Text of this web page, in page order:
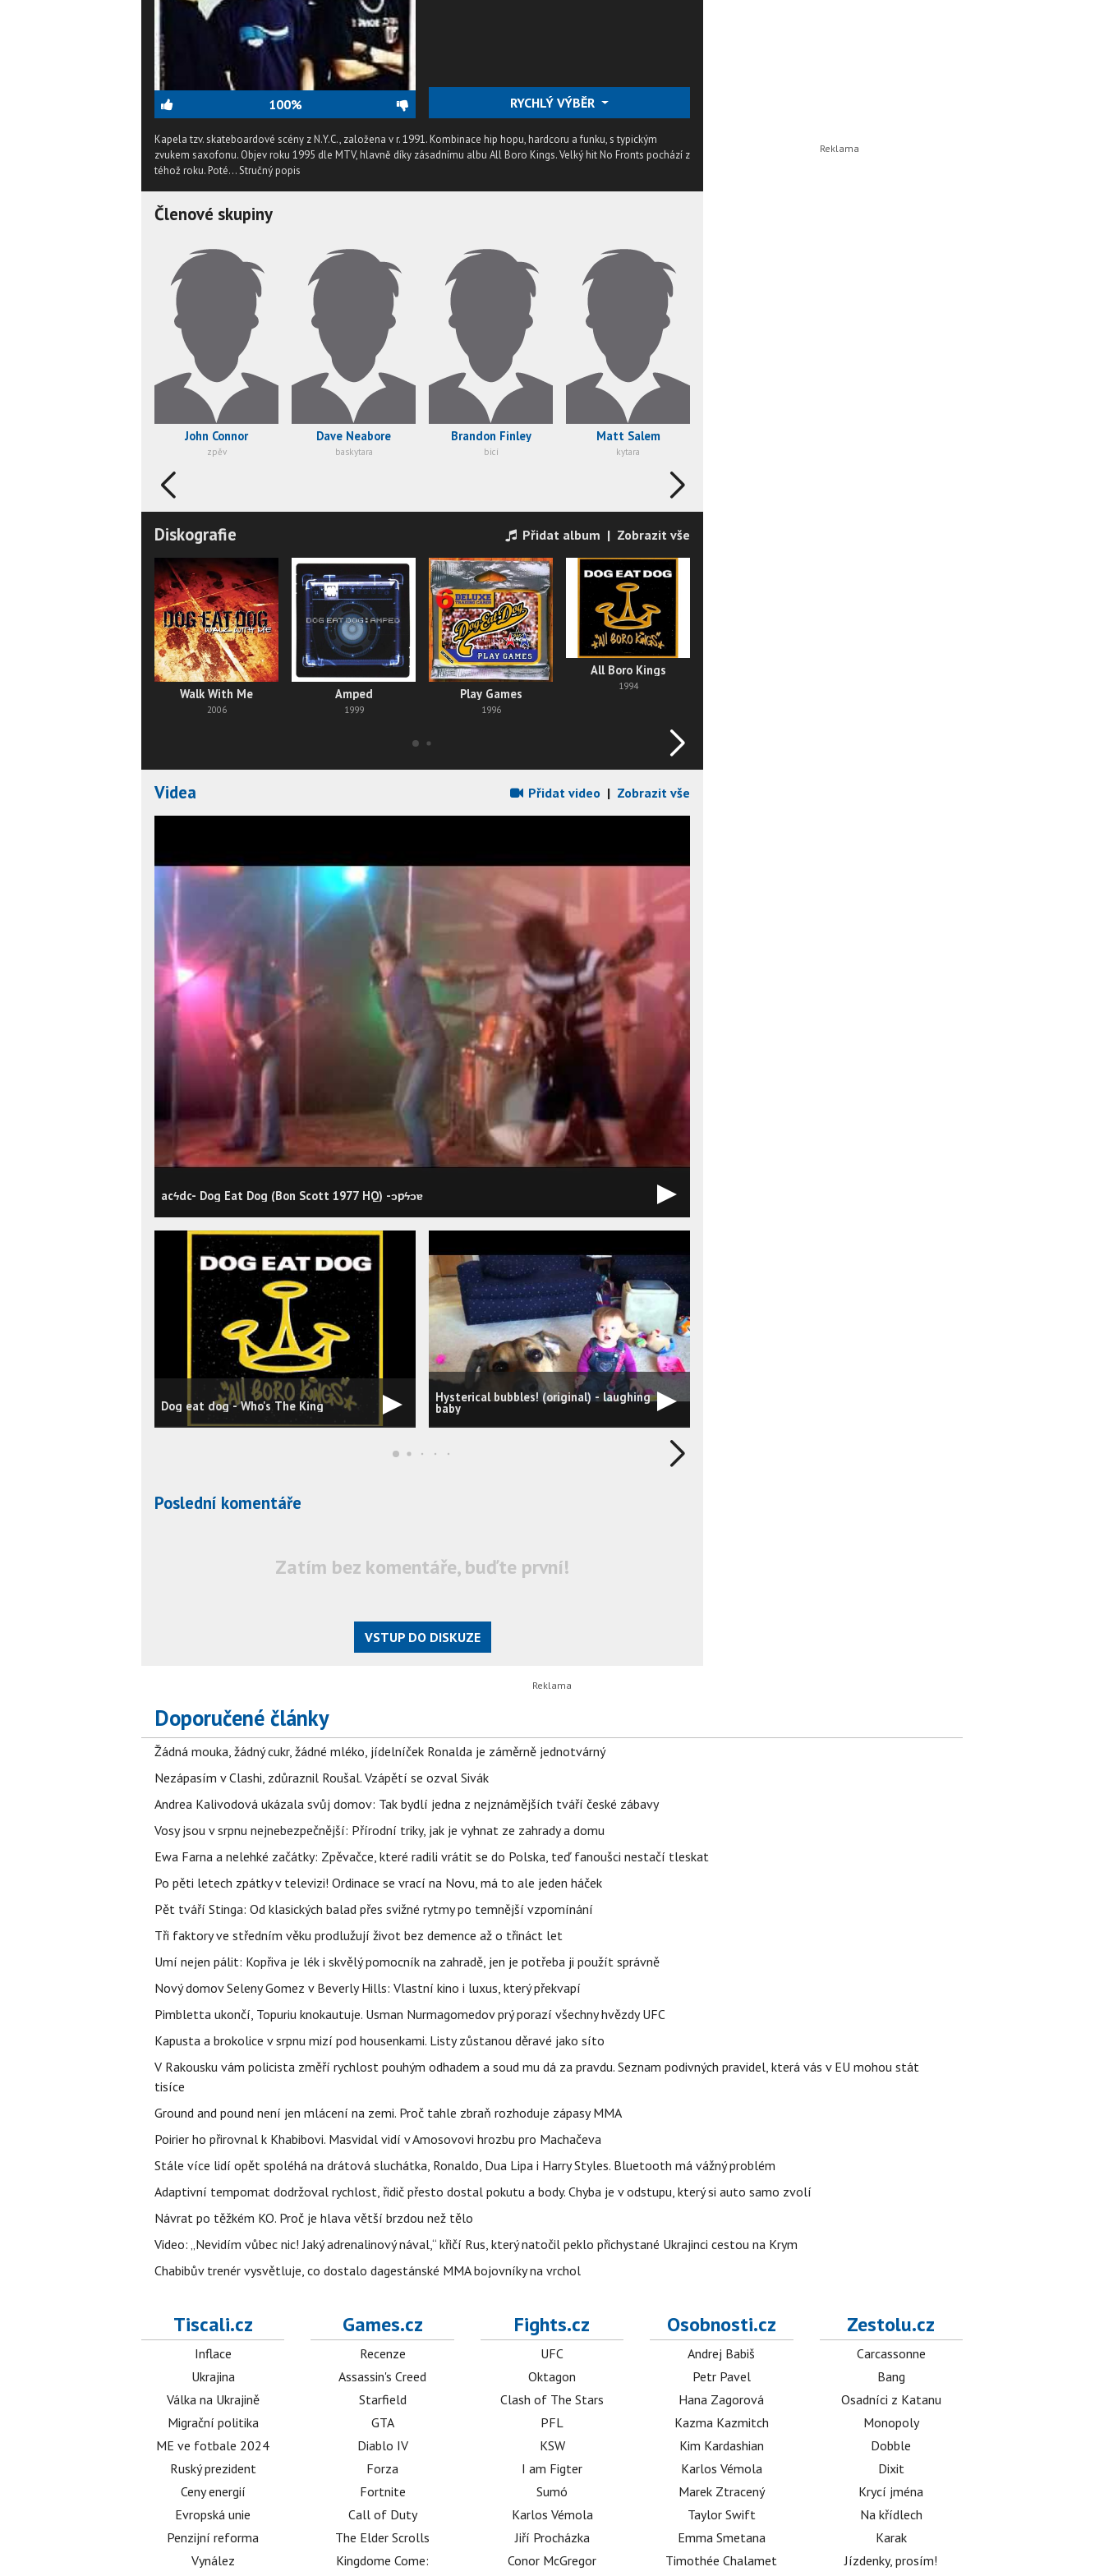
100% RYCHLÝ VÝBĚR
Kapela tzv. skateboardové scény z N.Y.C., založena v r. 1991. Kombinace hip hopu, hardcoru a funku, s typickým
zvukem saxofonu. Objev roku 1995 dle MTV, hlavně díky zásadnímu albu All Boro Kings. Velký hit No Fronts pochází z
téhož roku. Poté...Stručný popis
Členové skupiny
John Connor
zpěv
Dave Neabore
baskytara
Brandon Finley
bicí
Matt Salem
kytara
Diskografie Přidat album | Zobrazit vše
Walk With Me
2006
Amped
1999
Play Games
1996
All Boro Kings
1994
Videa Přidat video | Zobrazit vše
acϟdc- Dog Eat Dog (Bon Scott 1977 HQ) -ɔpϟɔɐ
Dog eat dog - Who's The King
Hysterical bubbles! (original) - laughing
baby
Poslední komentáře
Zatím bez komentáře, buďte první!
VSTUP DO DISKUZE
Doporučené články
Žádná mouka, žádný cukr, žádné mléko, jídelníček Ronalda je záměrně jednotvárný
Nezápasím v Clashi, zdůraznil Roušal. Vzápětí se ozval Sivák
Andrea Kalivodová ukázala svůj domov: Tak bydlí jedna z nejznámějších tváří české zábavy
Vosy jsou v srpnu nejnebezpečnější: Přírodní triky, jak je vyhnat ze zahrady a domu
Ewa Farna a nelehké začátky: Zpěvačce, které radili vrátit se do Polska, teď fanoušci nestačí tleskat
Po pěti letech zpátky v televizi! Ordinace se vrací na Novu, má to ale jeden háček
Pět tváří Stinga: Od klasických balad přes svižné rytmy po temnější vzpomínání
Tři faktory ve středním věku prodlužují život bez demence až o třináct let
Umí nejen pálit: Kopřiva je lék i skvělý pomocník na zahradě, jen je potřeba ji použít správně
Nový domov Seleny Gomez v Beverly Hills: Vlastní kino i luxus, který překvapí
Pimbletta ukončí, Topuriu knokautuje. Usman Nurmagomedov prý porazí všechny hvězdy UFC
Kapusta a brokolice v srpnu mizí pod housenkami. Listy zůstanou děravé jako síto
V Rakousku vám policista změří rychlost pouhým odhadem a soud mu dá za pravdu. Seznam podivných pravidel, která vás v EU mohou stát
tisíce
Ground and pound není jen mlácení na zemi. Proč tahle zbraň rozhoduje zápasy MMA
Poirier ho přirovnal k Khabibovi. Masvidal vidí v Amosovovi hrozbu pro Machačeva
Stále více lidí opět spoléhá na drátová sluchátka, Ronaldo, Dua Lipa i Harry Styles. Bluetooth má vážný problém
Adaptivní tempomat dodržoval rychlost, řidič přesto dostal pokutu a body. Chyba je v odstupu, který si auto samo zvolí
Návrat po těžkém KO. Proč je hlava větší brzdou než tělo
Video: „Nevidím vůbec nic! Jaký adrenalinový nával,“ křičí Rus, který natočil peklo přichystané Ukrajinci cestou na Krym
Chabibův trenér vysvětluje, co dostalo dagestánské MMA bojovníky na vrchol
Tiscali.cz
Inflace
Ukrajina
Válka na Ukrajině
Migrační politika
ME ve fotbale 2024
Ruský prezident
Ceny energií
Evropská unie
Penzijní reforma
Vynález
Games.cz
Recenze
Assassin's Creed
Starfield
GTA
Diablo IV
Forza
Fortnite
Call of Duty
The Elder Scrolls
Kingdome Come:
Fights.cz
UFC
Oktagon
Clash of The Stars
PFL
KSW
I am Figter
Sumó
Karlos Vémola
Jiří Procházka
Conor McGregor
Osobnosti.cz
Andrej Babiš
Petr Pavel
Hana Zagorová
Kazma Kazmitch
Kim Kardashian
Karlos Vémola
Marek Ztracený
Taylor Swift
Emma Smetana
Timothée Chalamet
Zestolu.cz
Carcassonne
Bang
Osadníci z Katanu
Monopoly
Dobble
Dixit
Krycí jména
Na křídlech
Karak
Jízdenky, prosím!